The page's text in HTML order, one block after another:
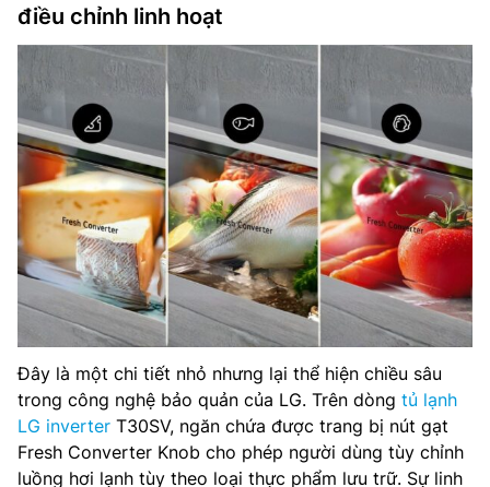
điều chỉnh linh hoạt
Đây là một chi tiết nhỏ nhưng lại thể hiện chiều sâu
trong công nghệ bảo quản của LG. Trên dòng tủ lạnh
LG inverter T30SV, ngăn chứa được trang bị nút gạt
Fresh Converter Knob cho phép người dùng tùy chỉnh
luồng hơi lạnh tùy theo loại thực phẩm lưu trữ. Sự linh